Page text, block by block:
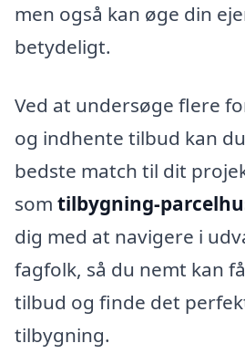
men også kan øge din
betydeligt.
Ved at undersøge flere
og indhente tilbud kan
bedste match til dit
som tilbygning-
dig med at navigere i
fagfolk, så du nemt kan
tilbud og finde det
tilbygning.